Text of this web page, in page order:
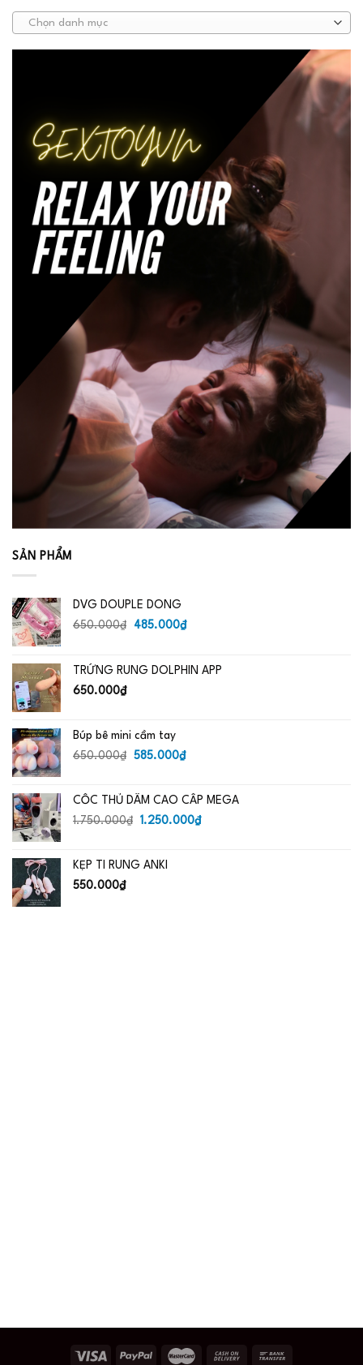
Chọn danh mục
SẢN PHẨM
DVG DOUPLE DONG
650.000₫
Giá
650.000₫.
485.000₫Giá
là:
TRỨNG RUNG DOLPHIN APP
650.000₫
Búp bê mini cầm tay
650.000₫
Giá
650.000₫.
585.000₫Giá
là:
585.000₫.
CỐC THỦ DÂM CAO CẤP MEGA
1.750.000₫
Giá
1.750.000₫.
1.250.000₫Giá
KẸP TI RUNG ANKI
550.000₫